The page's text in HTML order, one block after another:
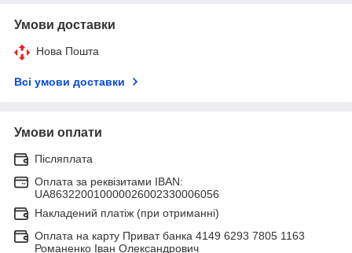
Умови доставки
Нова Пошта
Всі умови доставки
Умови оплати
Післяплата
Оплата за реквізитами IBAN:
UA863220010000026002330006056
Накладений платіж (при отриманні)
Оплата на карту Приват банка 4149 6293 7805 1163
Романенко Іван Олександрович